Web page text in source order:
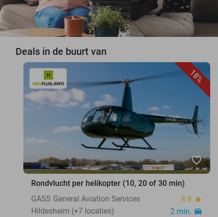
Deals in de buurt van
18%
favorite_border
Rondvlucht per helikopter (10, 20 of 30 min)
GASS General Aviation Services
8.9 star
Hildesheim (+7 locaties) 2 min. directions_car